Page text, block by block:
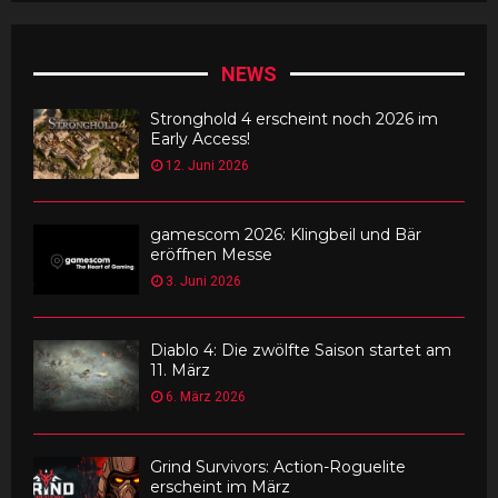
NEWS
Stronghold 4 erscheint noch 2026 im
Early Access!
12. Juni 2026
gamescom 2026: Klingbeil und Bär
eröffnen Messe
3. Juni 2026
Diablo 4: Die zwölfte Saison startet am
11. März
6. März 2026
Grind Survivors: Action-Roguelite
erscheint im März